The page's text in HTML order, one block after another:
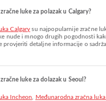
luke za polazak u Calgary?
Calgary su najpopularnije zračne
nude i mnogo drugih pogodnosti
provjeriti detaljne informacije o
luke za dolazak u Seoul?
Incheon Međunarodna zračna